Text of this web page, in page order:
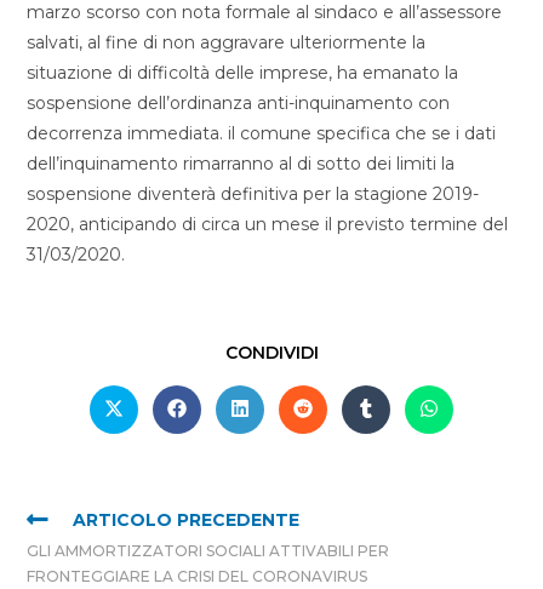
marzo scorso con nota formale al sindaco e all’assessore
salvati, al fine di non aggravare ulteriormente la
situazione di difficoltà delle imprese, ha emanato la
sospensione dell’ordinanza anti-inquinamento con
decorrenza immediata. il comune specifica che se i dati
dell’inquinamento rimarranno al di sotto dei limiti la
sospensione diventerà definitiva per la stagione 2019-
2020, anticipando di circa un mese il previsto termine del
31/03/2020.
CONDIVIDI
ARTICOLO PRECEDENTE
GLI AMMORTIZZATORI SOCIALI ATTIVABILI PER
FRONTEGGIARE LA CRISI DEL CORONAVIRUS